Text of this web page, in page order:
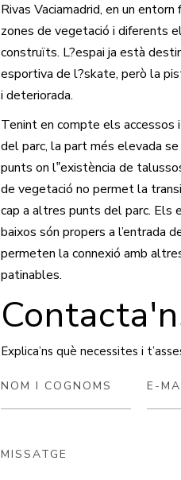
Rivas Vaciamadrid, en un
zones de vegetació i diferents
construïts. L?espai ja està
esportiva de l?skate, però la
i deteriorada.
Tenint en compte els accessos
del parc, la part més elevada
punts on l‟existència de
de vegetació no permet la
cap a altres punts del parc. Els
baixos són propers a l’entrada
permeten la connexió amb
patinables.
Explica’ns què necessites i